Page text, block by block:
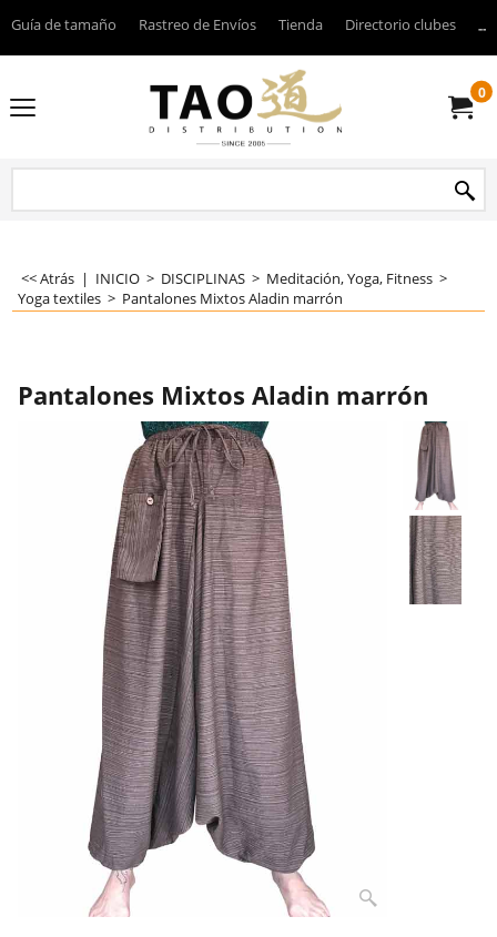
Guía de tamaño Rastreo de Envíos Tienda Directorio clubes
0
<< Atrás | INICIO > DISCIPLINAS > Meditación, Yoga, Fitness >
Yoga textiles > Pantalones Mixtos Aladin marrón
Pantalones Mixtos Aladin marrón